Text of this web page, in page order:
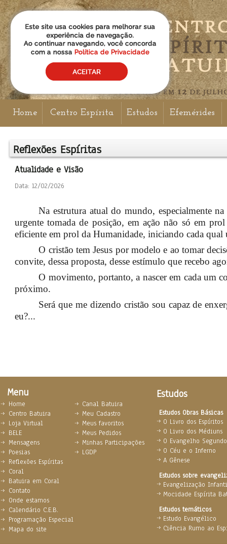
Home Centro Espírita Estudos Efemérides
Reflexões Espíritas
Atualidade e Visão
Data: 12/02/2026
Na estrutura atual do mundo, especialmente
urgente tomada de posição, em ação não só em
eficiente em prol da Humanidade, iniciando cada
O cristão tem Jesus por modelo e ao tomar
convite, dessa proposta, desse estímulo que recebo
O movimento, portanto, a nascer em cada um
próximo.
Será que me dizendo cristão sou capaz de
eu?...
Menu Estudos
Estudos Obras Básicas
O Livro dos Espíritos
O Livro dos Médiuns
O Evangelho
O Céu e o Inferno
A Gênese
Estudos sobre
Evangelização
Mocidade Espírita
Estudos temáticos
Estudo Evangélico
Ciência Rumo ao
Home
Centro Batuira
Loja Virtual
BELE
Mensagens
Poesias
Reflexões Espíritas
Coral
Batuira em Coral
Contato
Onde estamos
Calendário C.E.B.
Programação Especial
Mapa do site
Canal Batuira
Meu Cadastro
Meus favoritos
Meus Pedidos
Minhas Participações
LGDP